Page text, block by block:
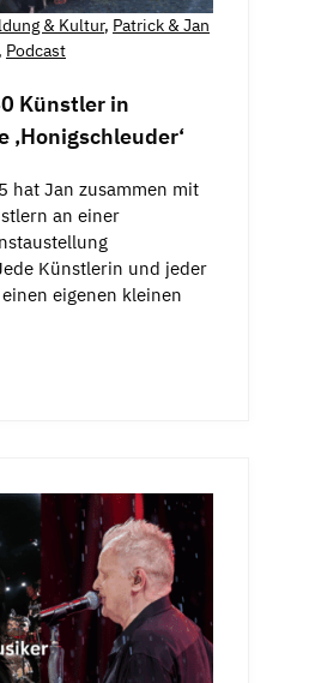
& Kultur, Patrick & Jan
, Podcast
Künstler in
‚Honigschleuder‘
hat Jan zusammen mit
an einer
Künstlerin und jeder
eigenen kleinen